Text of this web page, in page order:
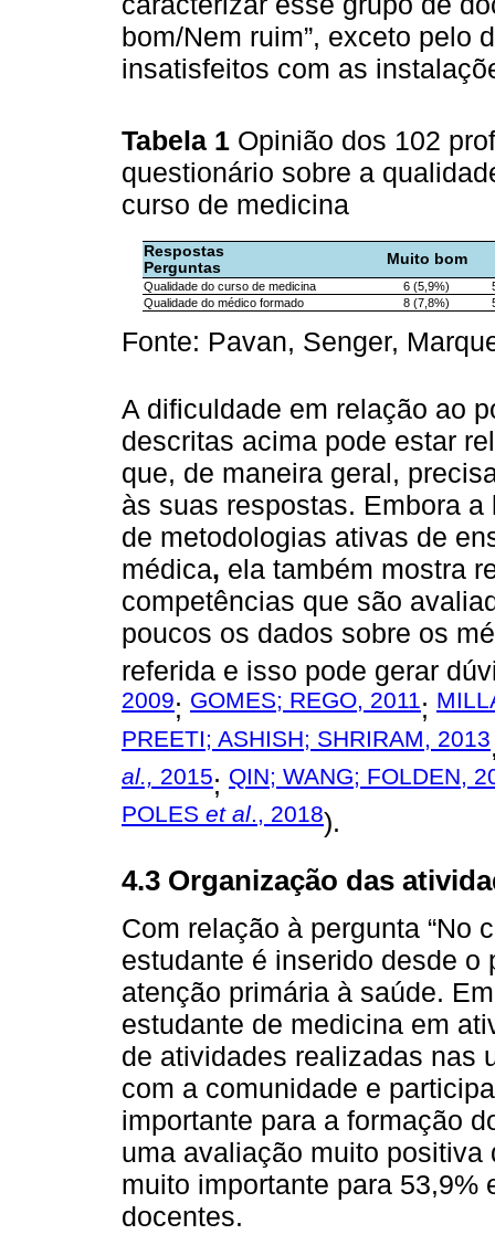
bom/Nem ruim”, exceto pelo
insatisfeitos com as
Tabela 1 Opinião dos 102
questionário sobre a
curso de medicina
Respostas
Perguntas
Muito bom
Qualidade do curso de medicina 6 (5,9%)
Qualidade do médico formado
8 (7,8%)
Fonte: Pavan, Senger,
A dificuldade em relação ao
descritas acima pode estar
que, de maneira geral,
às suas respostas. Embora
de metodologias ativas de
médica, ela também mostra
competências que são
poucos os dados sobre os
referida e isso pode gerar
2009; GOMES; REGO, 2011;
PREETI; ASHISH; SHRIRAM, 2013
al., 2015; QIN; WANG; FOLDEN,
POLES et al., 2018).
4.3 Organização das
Com relação à pergunta “No
estudante é inserido desde
atenção primária à saúde.
estudante de medicina em
de atividades realizadas nas
com a comunidade e
importante para a formação
uma avaliação muito
muito importante para 53,9%
docentes.